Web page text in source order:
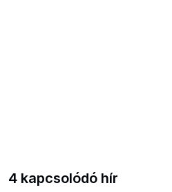
4 kapcsolódó hír